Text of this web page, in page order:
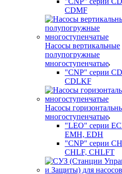
CDMF
Насосы вертикальные
полупогружные
многоступенчатые
"CNP" серии
CDLKF
Насосы
многоступенчатые
"LEO" серии
EMH, EDH
"CNP" серии
CHLF, CHLFT